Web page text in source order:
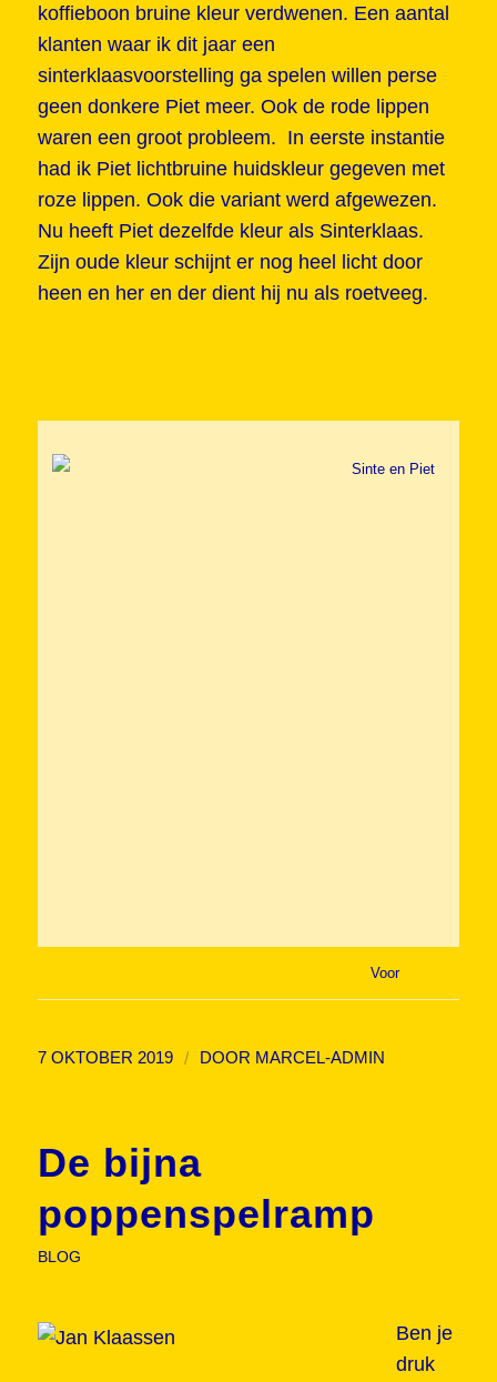
koffieboon bruine kleur verdwenen. Een aantal
klanten waar ik dit jaar een
sinterklaasvoorstelling ga spelen willen perse
geen donkere Piet meer. Ook de rode lippen
waren een groot probleem. In eerste instantie
had ik Piet lichtbruine huidskleur gegeven met
roze lippen. Ook die variant werd afgewezen.
Nu heeft Piet dezelfde kleur als Sinterklaas.
Zijn oude kleur schijnt er nog heel licht door
heen en her en der dient hij nu als roetveeg.
Voor
7 OKTOBER 2019 / DOOR MARCEL-ADMIN
De bijna
poppenspelramp
BLOG
Ben je
druk